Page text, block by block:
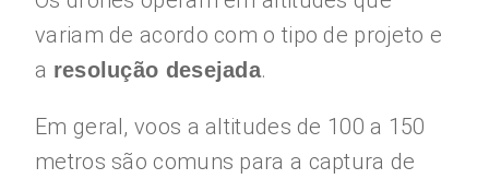
variam de acordo com o tipo de projeto e
a resolução desejada.
Em geral, voos a altitudes de 100 a 150
metros são comuns para a captura de